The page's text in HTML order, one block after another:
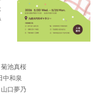
池真桜
和泉
口夢乃